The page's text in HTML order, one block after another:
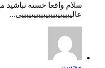
سلام واقعا خسته نباشید
عالیییییییییییییییییییییی...